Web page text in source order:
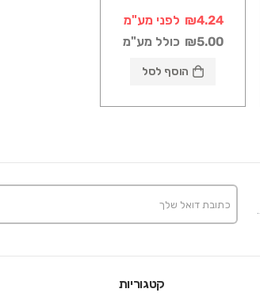
₪4.24 לפני מע"מ
₪5.00 כולל מע"מ
הוסף לסל
קטגוריות